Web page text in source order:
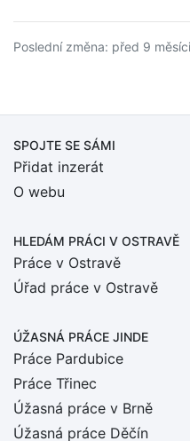
Poslední změna: před 9 měsíci
SPOJTE SE SÁMI
Přidat inzerát
O webu
HLEDÁM PRÁCI V OSTRAVĚ
Práce v Ostravě
Úřad práce v Ostravě
ÚŽASNÁ PRÁCE JINDE
Práce Pardubice
Práce Třinec
Úžasná práce v Brně
Úžasná práce Děčín